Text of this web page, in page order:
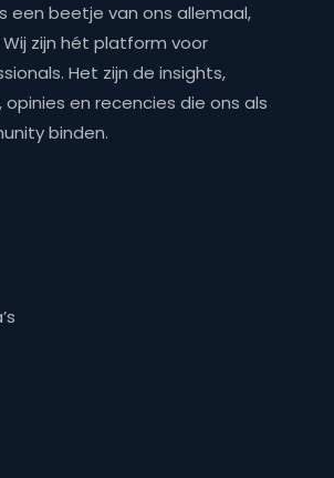
een beetje van ons allemaal,
zijn hét platform voor
Het zijn de insights,
en recencies die ons als
binden.